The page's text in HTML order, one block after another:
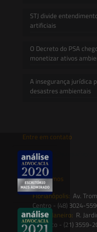
STJ divide
artificiais
O Decreto do PSA
monetizar ativos
A insegurança jurídica
desastres ambientais
Entre em contato
Onde estamos
Florianópolis: Av.
Centro - (48) 3024-
Rio de Janeiro: R.
Botânico - (21) 3559-